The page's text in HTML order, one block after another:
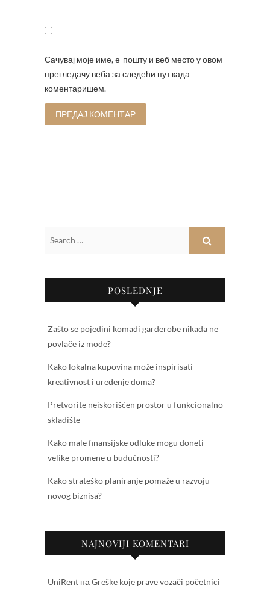
Сачувај моје име, е-пошту и веб место у овом
прегледачу веба за следећи пут када
коментаришем.
POSLEDNJE
Zašto se pojedini komadi garderobe nikada ne
povlače iz mode?
Kako lokalna kupovina može inspirisati
kreativnost i uređenje doma?
Pretvorite neiskorišćen prostor u funkcionalno
skladište
Kako male finansijske odluke mogu doneti
velike promene u budućnosti?
Kako strateško planiranje pomaže u razvoju
novog biznisa?
NAJNOVIJI KOMENTARI
UniRent на Greške koje prave vozači početnici